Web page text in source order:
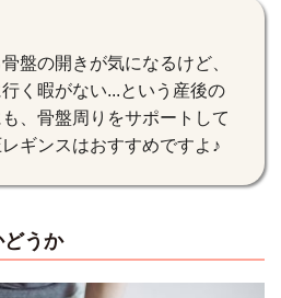
盤の開きが気になるけど、
く暇がない...という産後の
、骨盤周りをサポートして
ギンスはおすすめですよ♪
うか